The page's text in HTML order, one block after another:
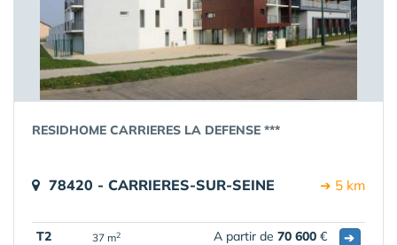
RESIDHOME CARRIERES LA DEFENSE ***
78420 - CARRIERES-SUR-SEINE ➔ 5 km
T2 37 m2 A partir de 70 600 € ➔